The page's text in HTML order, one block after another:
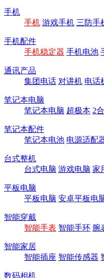
手机
手机 游戏手机 三防手
手机配件
手机稳定器 手机电池
通讯产品
集团电话 对讲机 电话
笔记本电脑
笔记本电脑 超极本 2
笔记本配件
笔记本电池 电源适配
台式整机
台式电脑 游戏电脑 家
平板电脑
平板电脑 安卓平板电
智能穿戴
智能手表 智能手环 腕
智能家居
智能插座 智能传感器
数码相机